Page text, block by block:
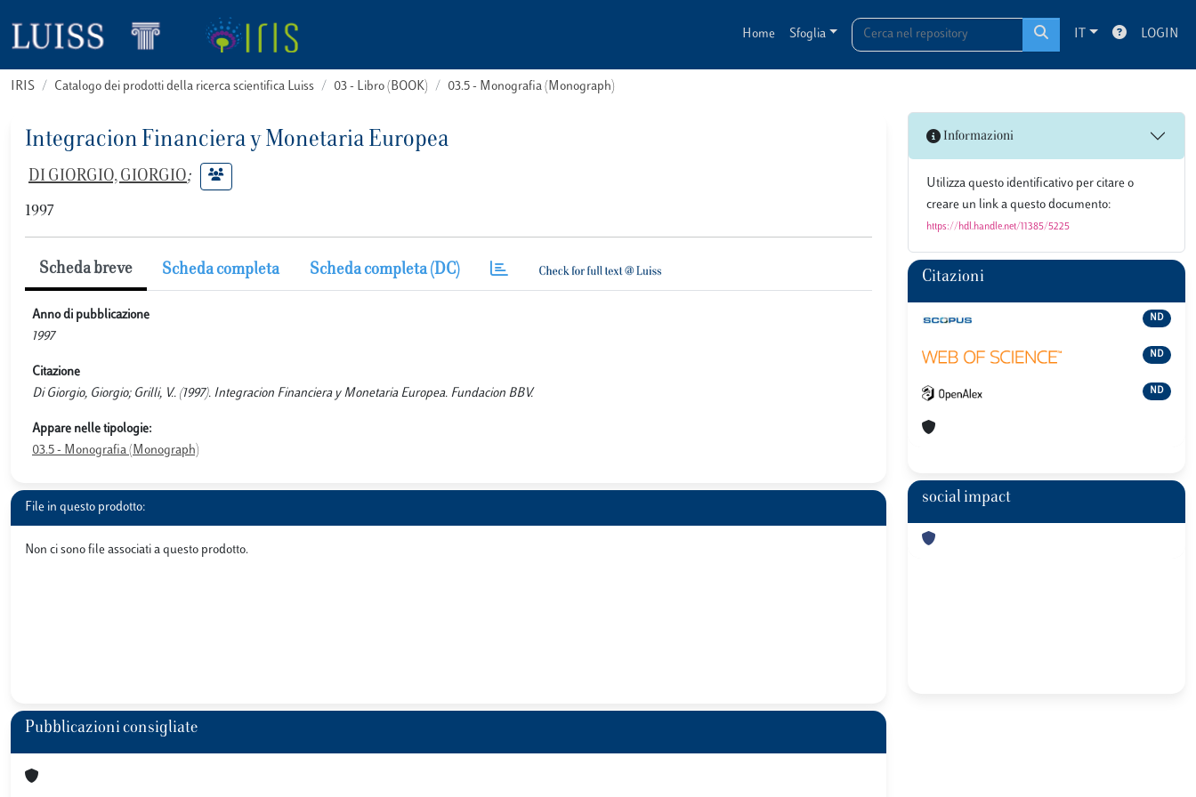
Home Sfoglia IT LOGIN
IRIS Catalogo dei prodotti della ricerca scientifica Luiss 03 - Libro (BOOK) 03.5 - Monografia (Monograph)
Integracion Financiera y Monetaria Europea
DI GIORGIO, GIORGIO;
1997
Scheda breve Scheda completa Scheda completa (DC)
Anno di pubblicazione
1997
Citazione
Di Giorgio, Giorgio; Grilli, V.. (1997). Integracion Financiera y Monetaria Europea. Fundacion BBV.
Appare nelle tipologie:
03.5 - Monografia (Monograph)
File in questo prodotto:
Non ci sono file associati a questo prodotto.
Pubblicazioni consigliate
Informazioni
Utilizza questo identificativo per citare o
creare un link a questo documento:
https://hdl.handle.net/11385/5225
Citazioni
ND
ND
ND
social impact